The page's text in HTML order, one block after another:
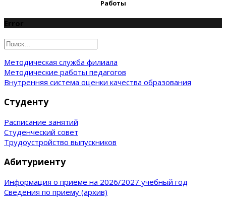
Работы
Error
Методическая служба филиала
Методические работы педагогов
Внутренняя система оценки качества образования
Студенту
Расписание занятий
Студенческий совет
Трудоустройство выпускников
Абитуриенту
Информация о приеме на 2026/2027 учебный год
Сведения по приему (архив)